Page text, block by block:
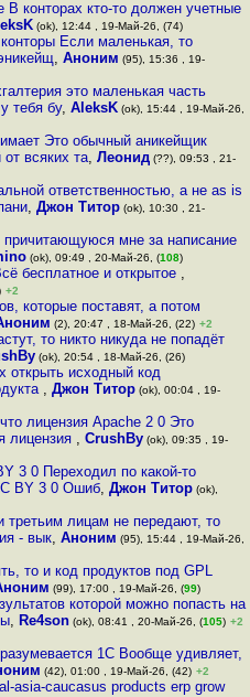
конторах кто-то должен учетные
(ok), 12:44 , 19-Май-26, (74)
Если маленькая, то
, Аноним (95), 15:36 , 19-
это маленькая часть
тебя бу, AleksK(ok), 15:44 , 19-Май-26,
Это обычный аникейщик
всяких та,Леонид (??), 09:53 , 21-
ответственностью, а не as is
, Джон Титор(ok), 10:30 , 21-
причитающуюся мне за написание
(ok), 09:49 , 20-Май-26, (108)
бесплатное и открытое ,
+2
которые поставят, а потом
(2), 20:47 , 18-Май-26, (22) +2
то никто никуда не попадёт
(ok), 20:54 , 18-Май-26, (26)
открыть исходный код
, Джон Титор(ok), 00:04 , 19-
лицензия Apache 2 0 Это
лицензия , CrushBy(ok), 09:35 , 19-
3 0 Переходил по какой-то
BY 3 0 Ошиб,Джон Титор (ok),
третьим лицам не передают, то
- вык, Аноним (95), 15:44 , 19-Май-26,
то и код продуктов под GPL
(99), 17:00 , 19-Май-26, (99)
которой можно попасть на
, Re4son(ok), 08:41 , 20-Май-26, (105) +2
1С Вообще удивляет,
(42), 01:00 , 19-Май-26, (42) +2
asia-caucasus products erp grow